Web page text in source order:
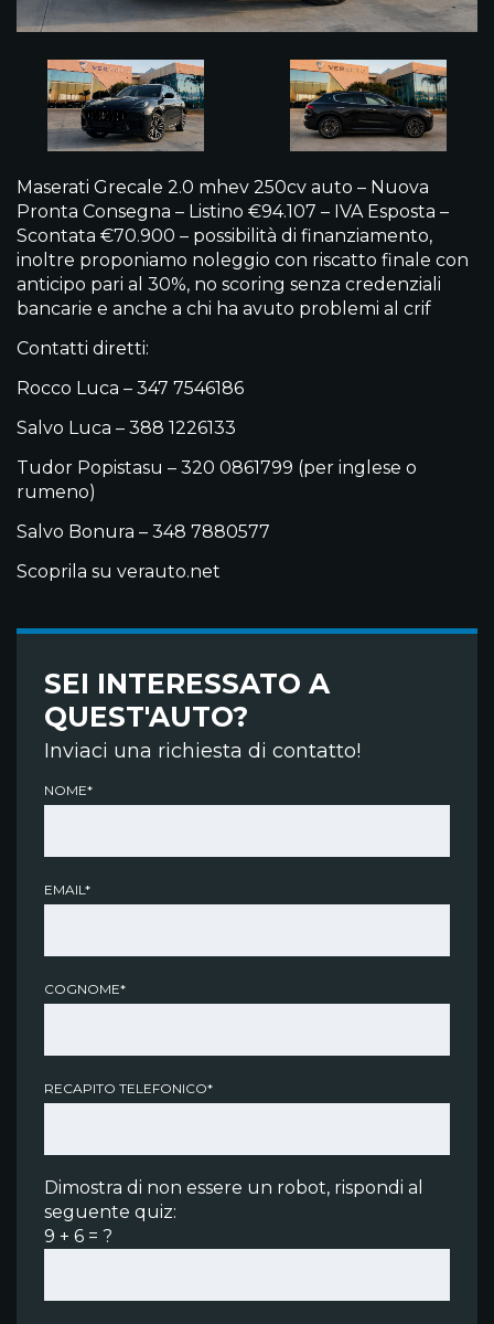
Maserati Grecale 2.0 mhev 250cv auto – Nuova
Pronta Consegna – Listino €94.107 – IVA Esposta –
Scontata €70.900 – possibilità di finanziamento,
inoltre proponiamo noleggio con riscatto finale con
anticipo pari al 30%, no scoring senza credenziali
bancarie e anche a chi ha avuto problemi al crif
Contatti diretti:
Rocco Luca – 347 7546186
Salvo Luca – 388 1226133
Tudor Popistasu – 320 0861799 (per inglese o
rumeno)
Salvo Bonura – 348 7880577
Scoprila su verauto.net
SEI INTERESSATO A
QUEST'AUTO?
Inviaci una richiesta di contatto!
NOME*
EMAIL*
COGNOME*
RECAPITO TELEFONICO*
Dimostra di non essere un robot, rispondi al
seguente quiz:
9 + 6 = ?